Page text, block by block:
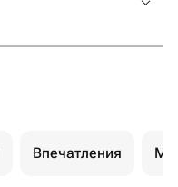
Впечатления